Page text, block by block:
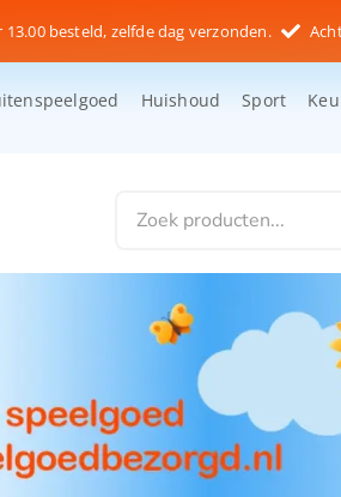
besteld, zelfde dag verzonden.
Huishoud Sport